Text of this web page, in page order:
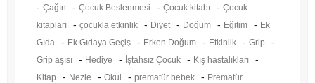
- Çağın - Çocuk Beslenmesi - Çocuk kitabı - Çocuk
kitapları
- çocukla etkinlik - Diyet - Doğum - Eğitim - Ek
Gıda
- Ek Gıdaya Geçiş - Erken Doğum - Etkinlik - Grip -
Grip aşısı - Hediye - İştahsız Çocuk - Kış hastalıkları -
Kitap - Nezle - Okul - prematür bebek - Prematür